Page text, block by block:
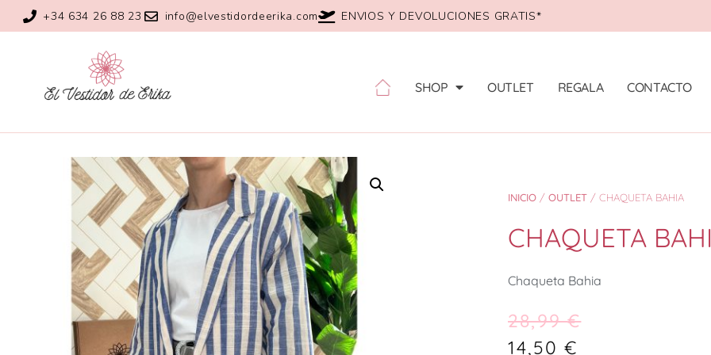
+34 634 26 88 23 info@elvestidordeerika.com ENVIOS Y DEVOLUCIONES GRATIS*
SHOP OUTLET REGALA CONTACTO
INICIO / OUTLET / CHAQUETA BAHIA
CHAQUETA
Chaqueta Bahia
28,99€
14,50€